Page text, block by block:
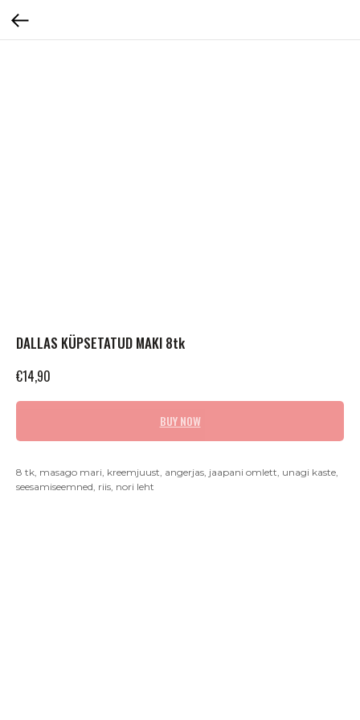
DALLAS KÜPSETATUD MAKI 8tk
€14,90
BUY NOW
8 tk, masago mari, kreemjuust, angerjas, jaapani omlett, unagi kaste,
seesamiseemned, riis, nori leht